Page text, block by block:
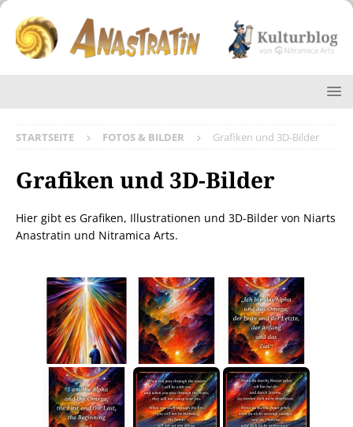
STARTSEITE FOTOS & BILDER Grafiken und 3D-Bilder
Grafiken und 3D-Bilder
Hier gibt es Grafiken, Illustrationen und 3D-Bilder von Niarts
Anastratin und Nitramica Arts.